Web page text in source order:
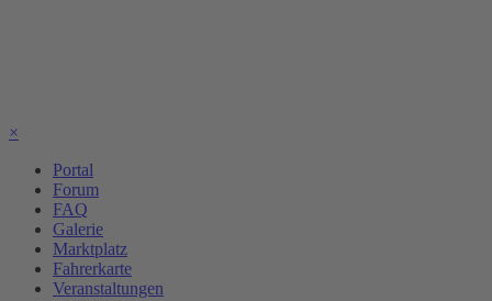
×
Portal
Forum
FAQ
Galerie
Marktplatz
Fahrerkarte
Veranstaltungen